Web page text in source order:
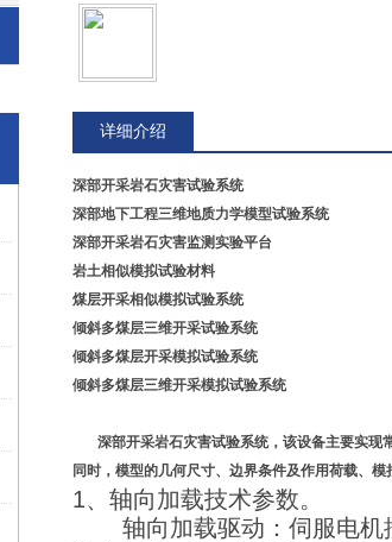
详细介绍
深部开采岩石灾害试验系统
深部地下工程三维地质力学模型试验系统
深部开采岩石灾害监测实验平台
岩土相似模拟试验材料
煤层开采相似模拟试验系统
倾斜多煤层三维开采试验系统
倾斜多煤层开采模拟试验系统
倾斜多煤层三维开采模拟试验系统
深部开采岩石灾害试验系统，该设备主要实现
同时，模型的几何尺寸、边界条件及作用荷载、
1、轴向加载技术参数。
轴向加载驱动：伺服电机